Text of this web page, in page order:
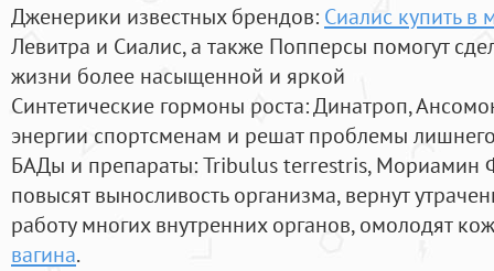
Дженерики известных брендов: Сиалис купить в
Левитра и Сиалис, а также Попперсы помогут
жизни более насыщенной и яркой
Синтетические гормоны роста: Динатроп,
энергии спортсменам и решат проблемы
БАДы и препараты:Tribulus terrestris, Мориамин
повысят выносливость организма, вернут
работу многих внутренних органов, омолодят
вагина.